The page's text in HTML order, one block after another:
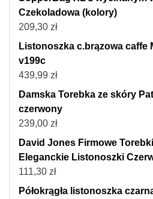
Czekoladowa (kolory)
209,30 zł
Listonoszka c.brązowa caffe
v199c
439,99 zł
Damska Torebka ze skóry
czerwony
239,00 zł
David Jones Firmowe
Eleganckie Listonoszki
111,30 zł
Półokrągła listonoszka